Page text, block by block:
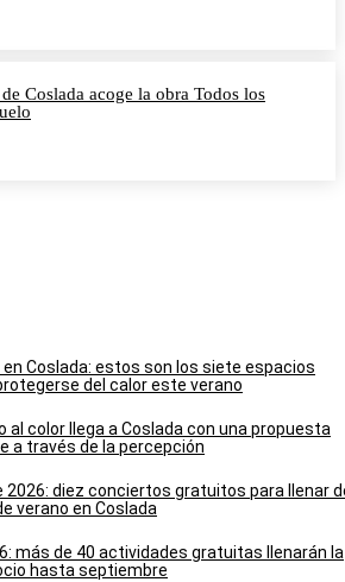
Coslada acoge la obra Todos los
Coslada: estos son los siete espacios
del calor este verano
al color llega a Coslada con una propuesta
a través de la percepción
2026: diez conciertos gratuitos para llenar
verano en Coslada
más de 40 actividades gratuitas llenarán la
hasta septiembre